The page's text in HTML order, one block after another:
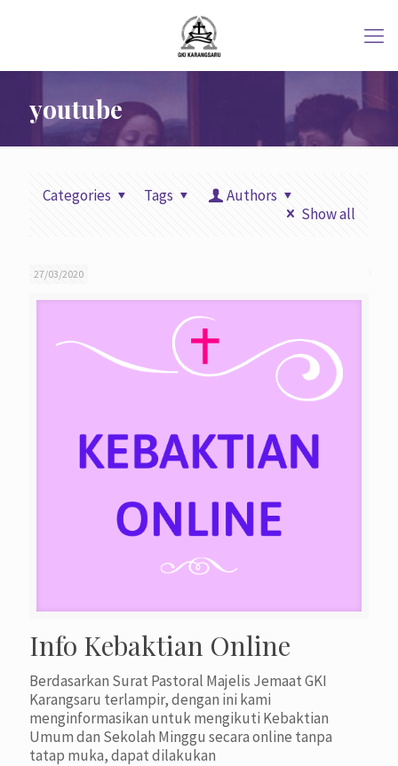
youtube
Categories Tags
Authors
Show all
27/03/2020
Info Kebaktian Online
Berdasarkan Surat Pastoral Majelis Jemaat GKI
Karangsaru terlampir, dengan ini kami
menginformasikan untuk mengikuti Kebaktian
Umum dan Sekolah Minggu secara online tanpa
tatap muka, dapat dilakukan